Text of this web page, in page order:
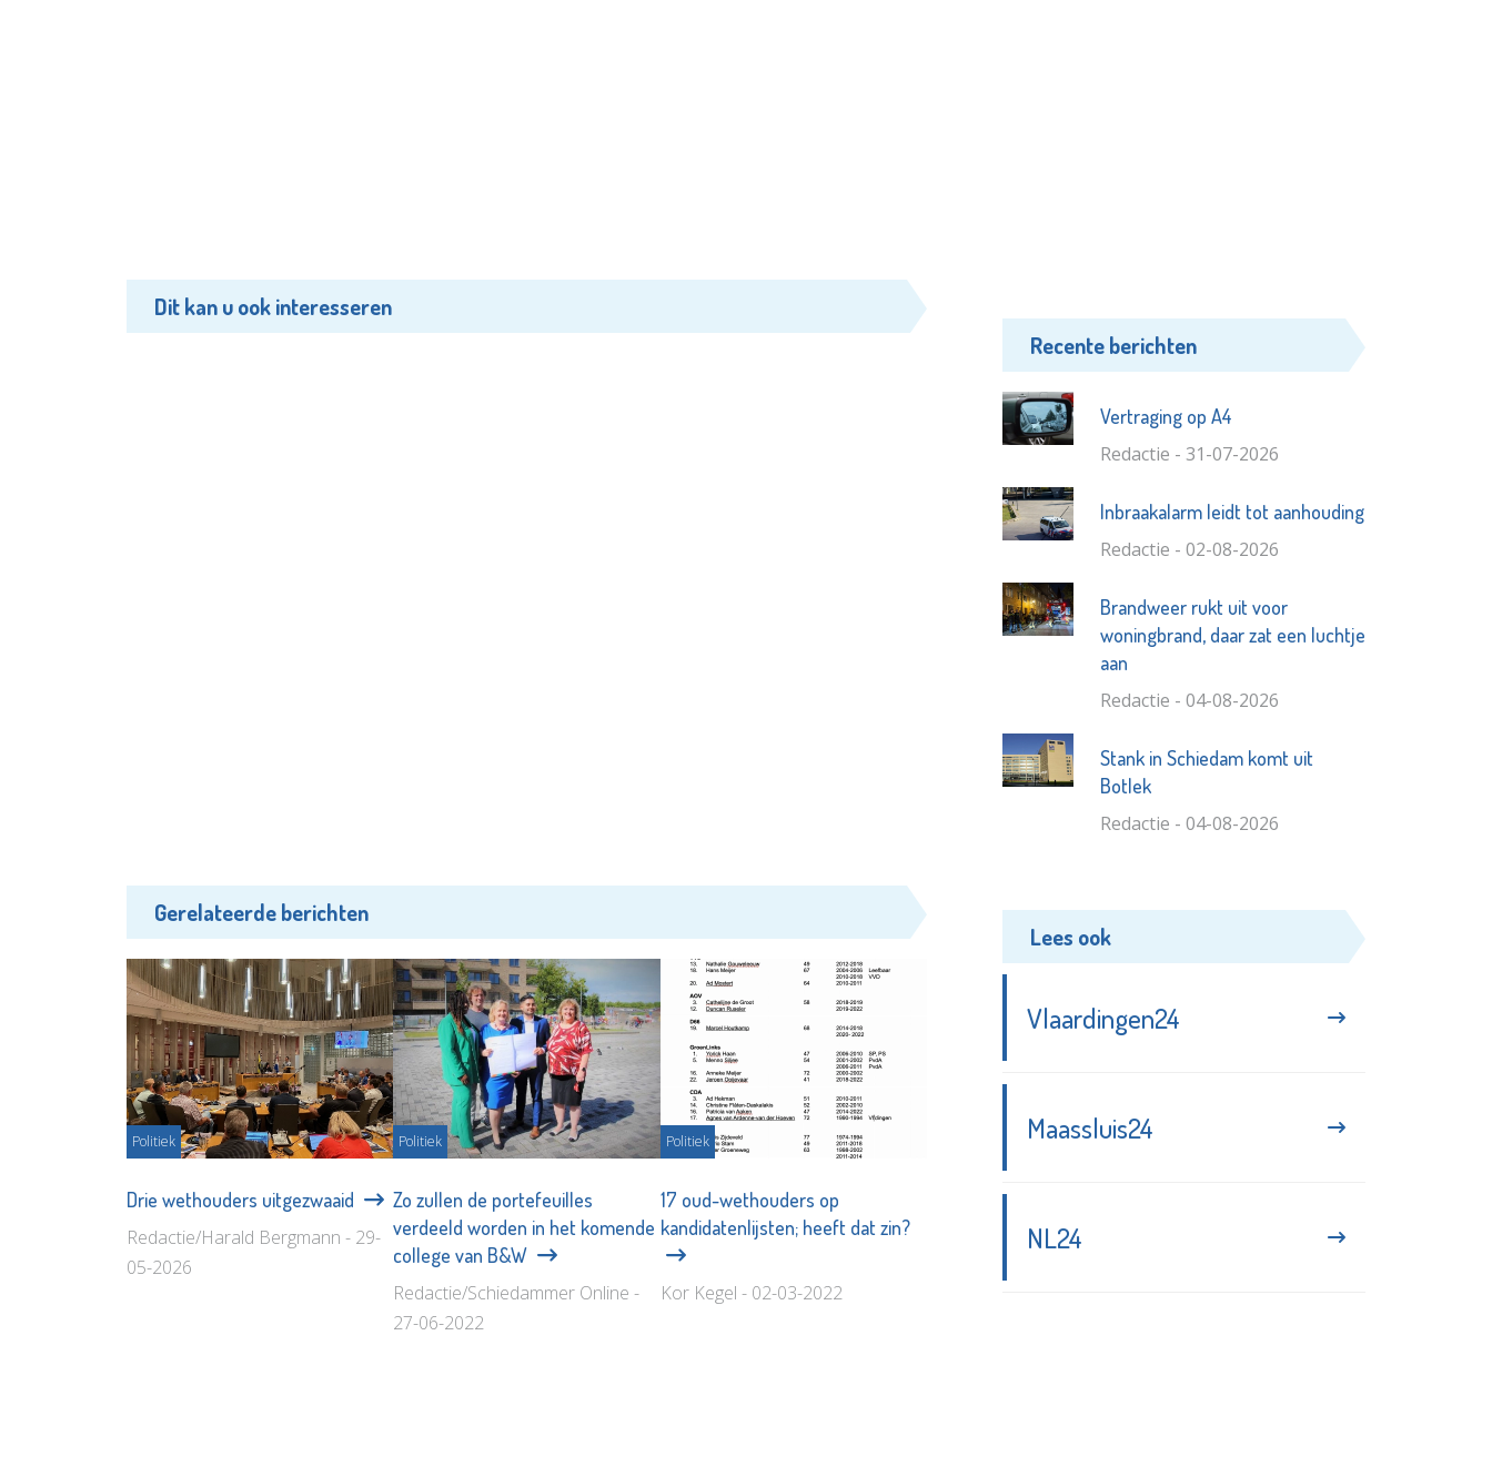
Dit kan u ook interesseren
Gerelateerde berichten
Politiek
Drie wethouders uitgezwaaid
Redactie/Harald Bergmann - 29-
05-2026
Politiek
Zo zullen de portefeuilles
verdeeld worden in het komende
college van B&W
Redactie/Schiedammer Online -
27-06-2022
Politiek
17 oud-wethouders op
kandidatenlijsten; heeft dat zin?
Kor Kegel - 02-03-2022
Recente berichten
Vertraging op A4
Redactie - 31-07-2026
Inbraakalarm leidt tot aanhouding
Redactie - 02-08-2026
Brandweer rukt uit voor
woningbrand, daar zat een luchtje
aan
Redactie - 04-08-2026
Stank in Schiedam komt uit
Botlek
Redactie - 04-08-2026
Lees ook
Vlaardingen24
Maassluis24
NL24